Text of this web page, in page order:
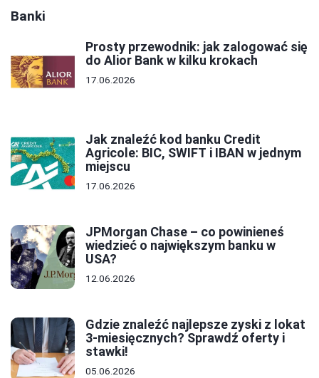
Banki
Prosty przewodnik: jak zalogować się
do Alior Bank w kilku krokach
17.06.2026
Jak znaleźć kod banku Credit
Agricole: BIC, SWIFT i IBAN w jednym
miejscu
17.06.2026
JPMorgan Chase – co powinieneś
wiedzieć o największym banku w
USA?
12.06.2026
Gdzie znaleźć najlepsze zyski z lokat
3-miesięcznych? Sprawdź oferty i
stawki!
05.06.2026